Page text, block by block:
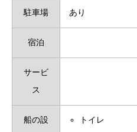
駐車場 あり
宿泊
サービ
ス
船の設
トイレ